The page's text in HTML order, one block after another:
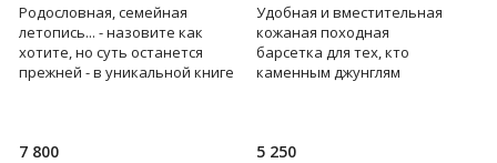
Родословная, семейная
летопись... - назовите как
хотите, но суть останется
прежней - в уникальной книге
7 800
Удобная и вместительная
кожаная походная
барсетка для тех, кто
каменным джунглям
5 250